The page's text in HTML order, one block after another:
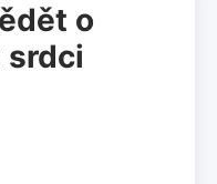
o
srdci